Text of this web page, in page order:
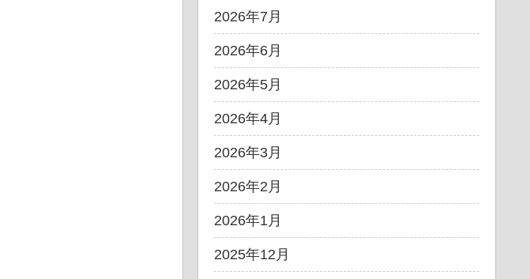
2026年7月
2026年6月
2026年5月
2026年4月
2026年3月
2026年2月
2026年1月
2025年12月